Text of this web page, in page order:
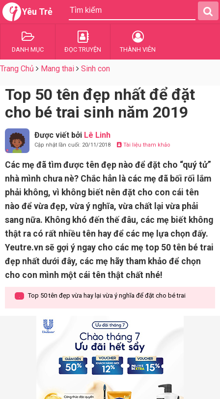
Yêu Trẻ
DANH MỤC ĐỌC TRUYỆN THÀNH VIÊN
Trang Chủ Mang thai Sinh con
Top 50 tên đẹp nhất để đặt
cho bé trai sinh năm 2019
Được viết bởi Lê Linh
Cập nhật lần cuối: 20/11/2018 Tài liệu tham khảo
Các mẹ đã tìm được tên đẹp nào để đặt cho “quý tử”
nhà mình chưa nè? Chắc hẳn là các mẹ đã bối rối lắm
phải không, vì không biết nên đặt cho con cái tên
nào để vừa đẹp, vừa ý nghĩa, vừa chất lại vừa phải
sang nữa. Không khó đến thế đâu, các mẹ biết không
thật ra có rất nhiều tên hay để các mẹ lựa chọn đấy.
Yeutre.vn sẽ gợi ý ngay cho các mẹ top 50 tên bé trai
đẹp nhất dưới đây, các mẹ hãy tham khảo để chọn
cho con mình một cái tên thật chất nhé!
. Top 50 tên đẹp vừa hay lại vừa ý nghĩa để đặt cho bé trai